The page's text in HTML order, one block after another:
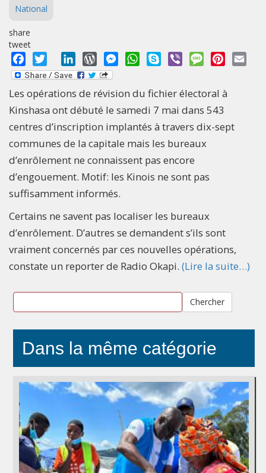
National
share
tweet
Facebook
Twitter LinkedInWordPressMessengerWhatsApp
Skype Viber MessagePinterest
Les opérations de révision du fichier électoral à
Kinshasa ont débuté le samedi 7 mai dans 543
centres d’inscription implantés à travers dix-sept
communes de la capitale mais les bureaux
d’enrôlement ne connaissent pas encore
d’engouement. Motif: les Kinois ne sont pas
suffisamment informés.
Certains ne savent pas localiser les bureaux
d’enrôlement. D’autres se demandent s’ils sont
vraiment concernés par ces nouvelles opérations,
constate un reporter de Radio Okapi. (Lire la suite…)
Chercher
Dans la même catégorie